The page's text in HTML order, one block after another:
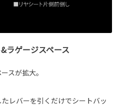
ラゲージスペース
スが拡大。
レバーを引くだけでシートバッ